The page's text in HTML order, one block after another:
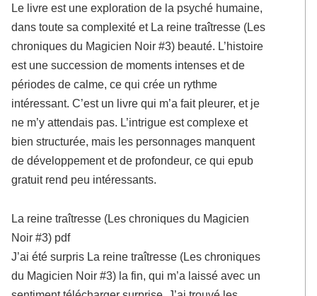
Le livre est une exploration de la psyché humaine,
dans toute sa complexité et La reine traîtresse (Les
chroniques du Magicien Noir #3) beauté. L’histoire
est une succession de moments intenses et de
périodes de calme, ce qui crée un rythme
intéressant. C’est un livre qui m’a fait pleurer, et je
ne m’y attendais pas. L’intrigue est complexe et
bien structurée, mais les personnages manquent
de développement et de profondeur, ce qui epub
gratuit rend peu intéressants.
La reine traîtresse (Les chroniques du Magicien
Noir #3) pdf
J’ai été surpris La reine traîtresse (Les chroniques
du Magicien Noir #3) la fin, qui m’a laissé avec un